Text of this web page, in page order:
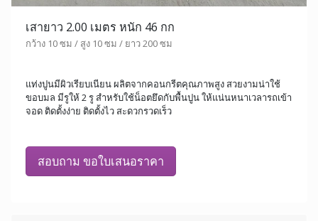
เสายาว 2.00 เมตร หนัก 46 กก
กว้าง 10 ซม / สูง 10 ซม / ยาว 200 ซม
แท่งปูนมีผิวเรียบเนียน ผลิตจากคอนกรีตคุณภาพสูง สวยงามน่าใช้
ขอบมล มีรูให้ 2 รู สำหรับใช้น็อตยึดกับพื้นปูน ให้แน่นหนาเวลารถเข้า
จอด ติดตั้งง่าย ติดตั้งไว สะดวกรวดเร็ว
สอบถาม ขอใบเสนอราคา